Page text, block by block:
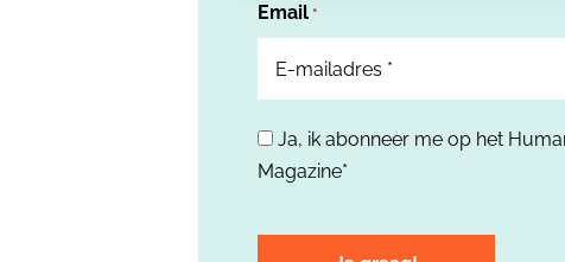
Email *
Ja, ik abonneer me op het
Magazine*